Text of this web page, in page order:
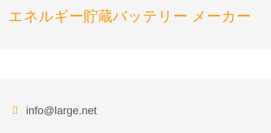
エネルギー貯蔵バッテリー メーカー
info@large.net